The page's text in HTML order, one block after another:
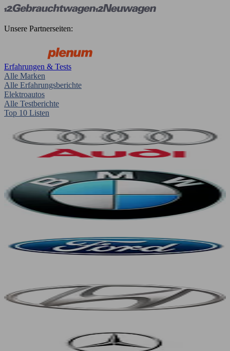
Unsere Partnerseiten:
Erfahrungen & Tests
Alle Marken
Alle Erfahrungsberichte
Elektroautos
Alle Testberichte
Top 10 Listen